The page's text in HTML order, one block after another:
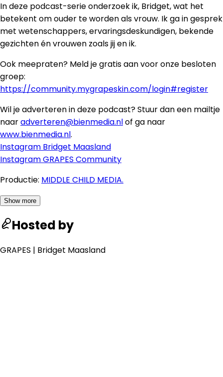
In deze podcast-serie onderzoek ik, Bridget, wat het
betekent om ouder te worden als vrouw. Ik ga in gesprek
met wetenschappers, ervaringsdeskundigen, bekende
gezichten én vrouwen zoals jij en ik.
Ook meepraten? Meld je gratis aan voor onze besloten
groep:
https://community.mygrapeskin.com/login#register
Wil je adverteren in deze podcast? Stuur dan een mailtje
naaradverteren@bienmedia.nlof ga naar
www.bienmedia.nl.
Instagram Bridget Maasland
Instagram GRAPES Community
Productie: MIDDLE CHILD MEDIA.
Show more
Hosted by
GRAPES | Bridget Maasland